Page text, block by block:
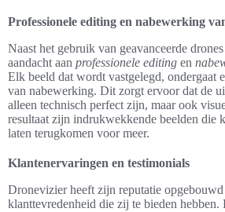
Professionele editing en nabewerking
Naast het gebruik van geavanceerde
aandacht aan professionele editing en
Elk beeld dat wordt vastgelegd, ondergaat
van nabewerking. Dit zorgt ervoor dat de
alleen technisch perfect zijn, maar ook
resultaat zijn indrukwekkende beelden die
laten terugkomen voor meer.
Klantenervaringen en testimonials
Dronevizier heeft zijn reputatie
klanttevredenheid die zij te bieden hebben.